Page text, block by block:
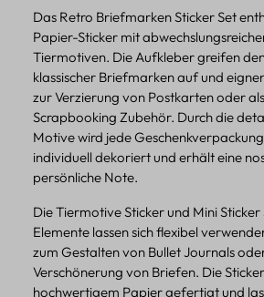
Das Retro Briefmarken Sticker Set
Papier-Sticker mit
Tiermotiven. Die Aufkleber greifen
klassischer Briefmarken auf und
zur Verzierung von Postkarten oder
Scrapbooking Zubehör. Durch die
Motive wird jede
individuell dekoriert und erhält eine
persönliche Note.
Die Tiermotive Sticker und Mini
Elemente lassen sich flexibel
zum Gestalten von Bullet Journals
Verschönerung von Briefen. Die
hochwertigem Papier gefertigt und